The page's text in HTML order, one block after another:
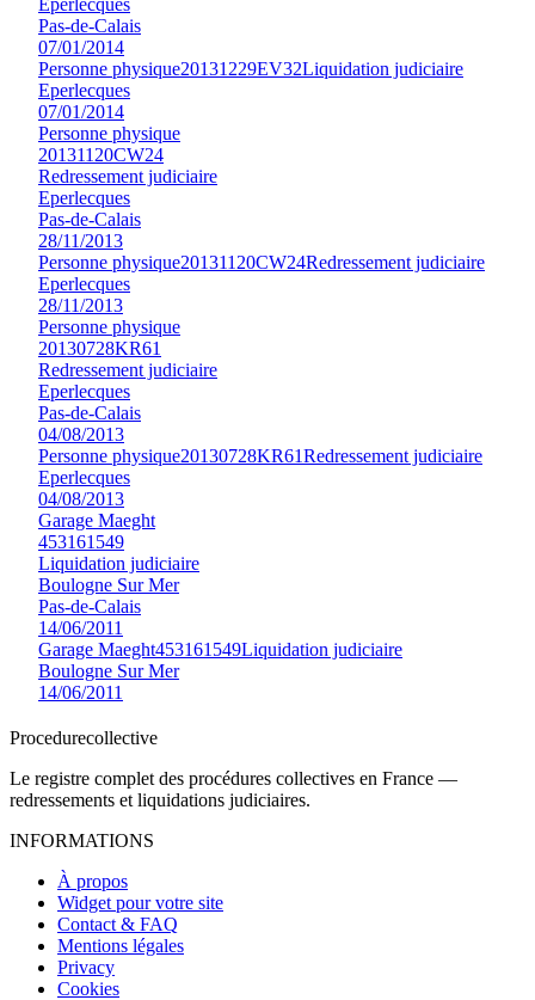
Pas-de-Calais
07/01/2014
Personne physique20131229EV32Liquidation judiciaire
Eperlecques
07/01/2014
Personne physique
20131120CW24
Redressement judiciaire
Eperlecques
Pas-de-Calais
28/11/2013
Personne physique20131120CW24Redressement judiciaire
Eperlecques
28/11/2013
Personne physique
20130728KR61
Redressement judiciaire
Eperlecques
Pas-de-Calais
04/08/2013
Personne physique20130728KR61Redressement judiciaire
Eperlecques
04/08/2013
Garage Maeght
453161549
Liquidation judiciaire
Boulogne Sur Mer
Pas-de-Calais
14/06/2011
Garage Maeght453161549Liquidation judiciaire
Boulogne Sur Mer
14/06/2011
Procedurecollective
Le registre complet des procédures collectives en France —
redressements et liquidations judiciaires.
INFORMATIONS
À propos
Widget pour votre site
Contact & FAQ
Mentions légales
Privacy
Cookies